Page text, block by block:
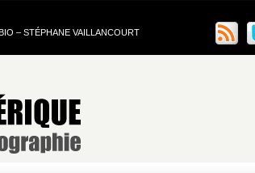
– STÉPHANE VAILLANCOURT